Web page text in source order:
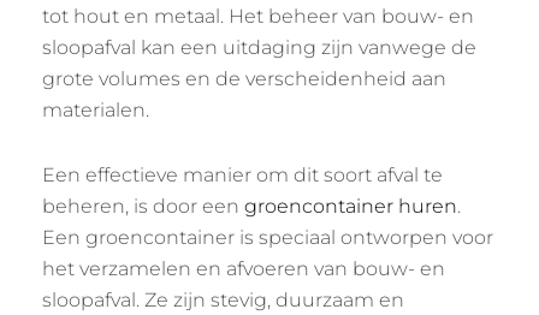
tot hout en metaal. Het beheer van bouw- en
sloopafval kan een uitdaging zijn vanwege de
grote volumes en de verscheidenheid aan
materialen.
Een effectieve manier om dit soort afval te
beheren, is door een groencontainer huren.
Een groencontainer is speciaal ontworpen voor
het verzamelen en afvoeren van bouw- en
sloopafval. Ze zijn stevig, duurzaam en